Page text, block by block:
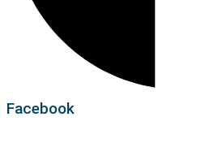
Facebook